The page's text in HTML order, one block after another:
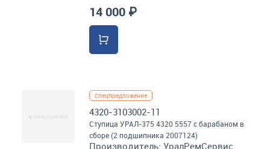
14 000 ₽
Спецпредложение
4320-3103002-11
Ступица УРАЛ-375 4320 5557 с барабаном в
сборе (2 подшипника 2007124)
Производитель: УралРемСервис